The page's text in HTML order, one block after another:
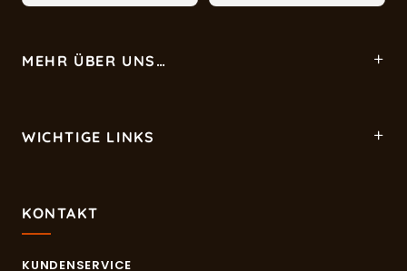
MEHR ÜBER UNS…
WICHTIGE LINKS
KONTAKT
KUNDENSERVICE